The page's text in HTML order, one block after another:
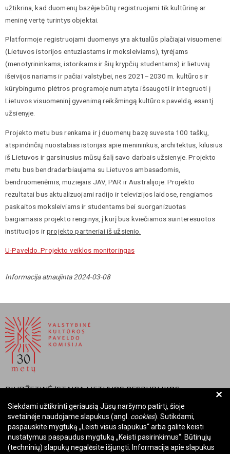
užtikrina, kad duomenų bazėje būtų registruojami tik kultūrinę ar
meninę vertę turintys objektai.
Platformoje registruojami duomenys yra aktualūs plačiajai visuomenei
(Lietuvos istorijos entuziastams ir moksleiviams), tyrėjams
(menotyrininkams, istorikams ir šių krypčių studentams) ir lietuvių
išeivijos nariams ir pačiai valstybei, nes 2021–2030 m. kultūros ir
kūrybingumo plėtros programoje numatyta išsaugoti ir integruoti į
Lietuvos visuomeninį gyvenimą reikšmingą kultūros paveldą, esantį
užsienyje.
Projekto metu bus renkama ir į duomenų bazę suvesta 100 taškų,
atspindinčių nuostabias istorijas apie menininkus, architektus, kilusius
iš Lietuvos ir garsinusius mūsų šalį savo darbais užsienyje. Projekto
metu bus bendradarbiaujama su Lietuvos ambasadomis,
bendruomenėmis, muziejais JAV, PAR ir Australijoje. Projekto
rezultatai bus aktualizuojami radijo ir televizijos laidose, rengiamos
paskaitos moksleiviams ir studentams bei suorganizuotas
baigiamasis projekto renginys, į kurį bus kviečiamos suinteresuotos
institucijos irprojekto partneriai iš užsienio.
U-Paveldo_Projekto veiklos monitoringas
Informacija atnaujinta 2024-03-08
BIUDŽETINĖ ĮSTAIGA LIETUVOS RESPUBLIKOS
VALSTYBINĖ KULTŪROS PAVELDO KOMISIJA
Įmonės kodas: Juridinių asmenų registre 288700520
Adresas: Rūdninkų g. 13, 01135 Vilnius
Telefonas: +370 699 13972
+
Siekdami užtikrinti geriausią Jūsų naršymo patirtį, šioje
svetainėje naudojame slapukus (angl. cookies). Sutikdami,
paspauskite mygtuką „Leisti visus slapukus“ arba galite keisti
nustatymus paspaudus mygtuką „Keisti pasirinkimus“. Būtinųjų
(techninių) slapukų negalėsite išjungti. Informacija apie slapukus